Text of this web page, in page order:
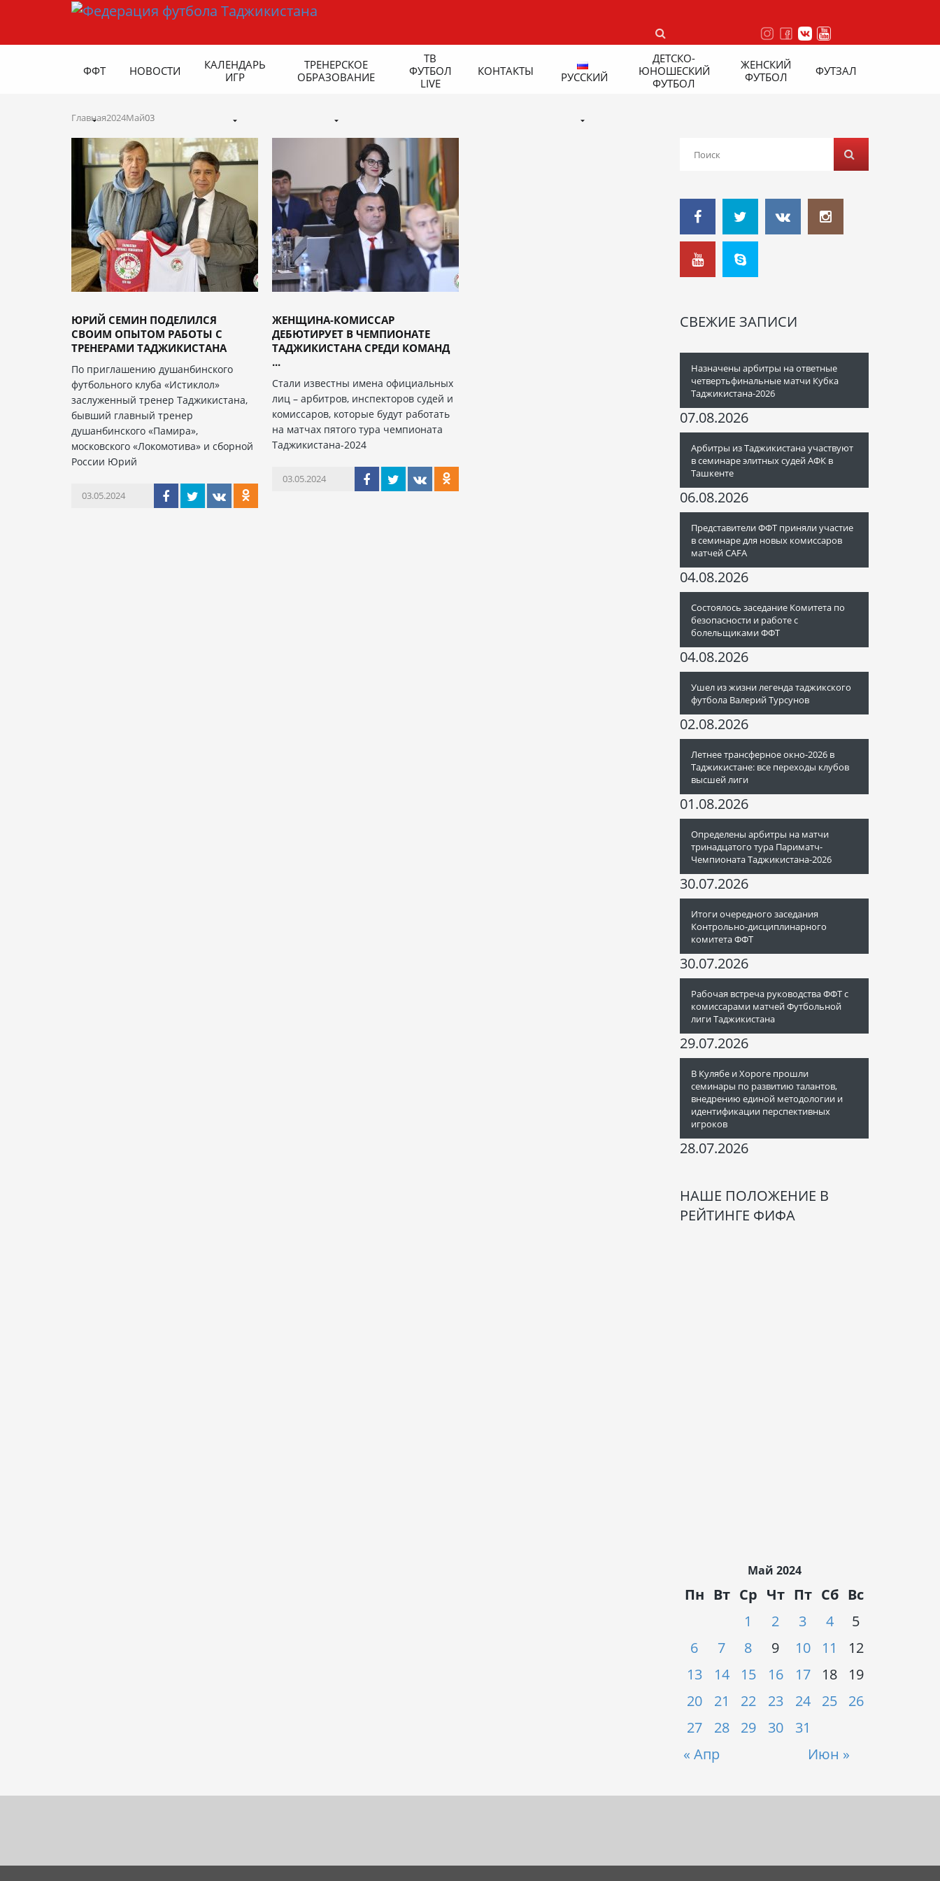
ФФТ НОВОСТИ
КАЛЕНДАРЬ
ИГР
ТРЕНЕРСКОЕ
ОБРАЗОВАНИЕ
ТВ
ФУТБОЛ
LIVE
КОНТАКТЫ РУССКИЙ
ДЕТСКО-
ЮНОШЕСКИЙ
ФУТБОЛ
ЖЕНСКИЙ
ФУТБОЛ
ФУТЗАЛ
Главная2024Май03
ЮРИЙ СЕМИН ПОДЕЛИЛСЯ
СВОИМ ОПЫТОМ РАБОТЫ С
ТРЕНЕРАМИ ТАДЖИКИСТАНА
По приглашению душанбинского
футбольного клуба «Истиклол»
заслуженный тренер Таджикистана,
бывший главный тренер
душанбинского «Памира»,
московского «Локомотива» и сборной
России Юрий
03.05.2024
ЖЕНЩИНА-КОМИССАР
ДЕБЮТИРУЕТ В ЧЕМПИОНАТЕ
ТАДЖИКИСТАНА СРЕДИ КОМАНД
...
Стали известны имена официальных
лиц – арбитров, инспекторов судей и
комиссаров, которые будут работать
на матчах пятого тура чемпионата
Таджикистана-2024
03.05.2024
СВЕЖИЕ ЗАПИСИ
Назначены арбитры на ответные
четвертьфинальные матчи Кубка
Таджикистана-2026
07.08.2026
Арбитры из Таджикистана участвуют
в семинаре элитных судей АФК в
Ташкенте
06.08.2026
Представители ФФТ приняли участие
в семинаре для новых комиссаров
матчей CAFA
04.08.2026
Состоялось заседание Комитета по
безопасности и работе с
болельщиками ФФТ
04.08.2026
Ушел из жизни легенда таджикского
футбола Валерий Турсунов
02.08.2026
Летнее трансферное окно-2026 в
Таджикистане: все переходы клубов
высшей лиги
01.08.2026
Определены арбитры на матчи
тринадцатого тура Париматч-
Чемпионата Таджикистана-2026
30.07.2026
Итоги очередного заседания
Контрольно-дисциплинарного
комитета ФФТ
30.07.2026
Рабочая встреча руководства ФФТ с
комиссарами матчей Футбольной
лиги Таджикистана
29.07.2026
В Кулябе и Хороге прошли
семинары по развитию талантов,
внедрению единой методологии и
идентификации перспективных
игроков
28.07.2026
НАШЕ ПОЛОЖЕНИЕ В
РЕЙТИНГЕ ФИФА
Май 2024
Пн Вт Ср Чт Пт Сб Вс
« Апр Июн »
1 2 3 4
5
6
7 8 9 10 11
12
13
14 15 16 17 18
19
20
21 22 23 24 25
26
27
28 29 30 31